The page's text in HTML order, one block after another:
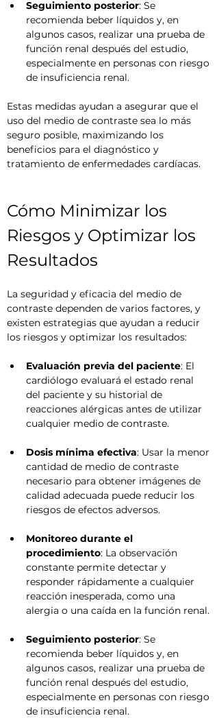
Seguimiento posterior: Se
recomienda beber líquidos y, en
algunos casos, realizar una prueba de
función renal después del estudio,
especialmente en personas con riesgo
de insuficiencia renal.
Estas medidas ayudan a asegurar que el
uso del medio de contraste sea lo más
seguro posible, maximizando los
beneficios para el diagnóstico y
tratamiento de enfermedades cardíacas.
Cómo Minimizar los
Riesgos y Optimizar los
Resultados
La seguridad y eficacia del medio de
contraste dependen de varios factores, y
existen estrategias que ayudan a reducir
los riesgos y optimizar los resultados:
Evaluación previa del paciente: El
cardiólogo evaluará el estado renal
del paciente y su historial de
reacciones alérgicas antes de utilizar
cualquier medio de contraste.
Dosis mínima efectiva: Usar la menor
cantidad de medio de contraste
necesario para obtener imágenes de
calidad adecuada puede reducir los
riesgos de efectos adversos.
Monitoreo durante el
procedimiento: La observación
constante permite detectar y
responder rápidamente a cualquier
reacción inesperada, como una
alergia o una caída en la función renal.
Seguimiento posterior: Se
recomienda beber líquidos y, en
algunos casos, realizar una prueba de
función renal después del estudio,
especialmente en personas con riesgo
de insuficiencia renal.